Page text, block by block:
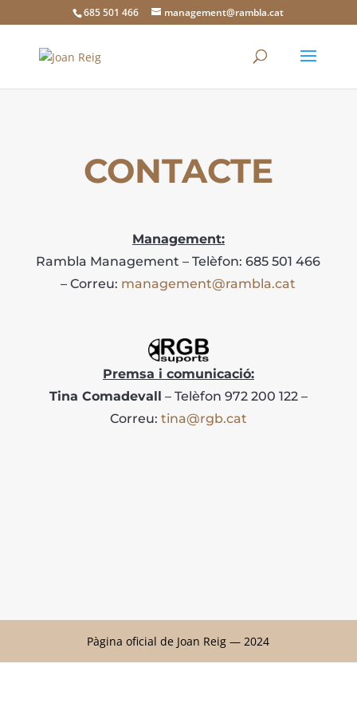
685 501 466 management@rambla.cat
CONTACTE
Management:
Rambla Management – Telèfon: 685 501 466
– Correu: management@rambla.cat
Premsa i comunicació:
Tina Comadevall
– Telèfon 972 200 122 –
Correu: tina@rgb.cat
Pàgina oficial de Joan Reig — 2024